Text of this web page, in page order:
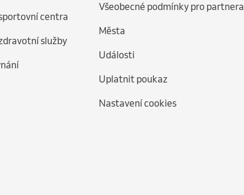
centra
služby
Všeobecné podmínky pro partnera
Města
Události
Uplatnit poukaz
Nastavení cookies